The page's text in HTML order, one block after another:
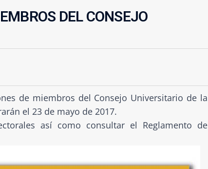
DEL CONSEJO
de miembros del Consejo Universitario de la
el 23 de mayo de 2017.
así como consultar el Reglamento de